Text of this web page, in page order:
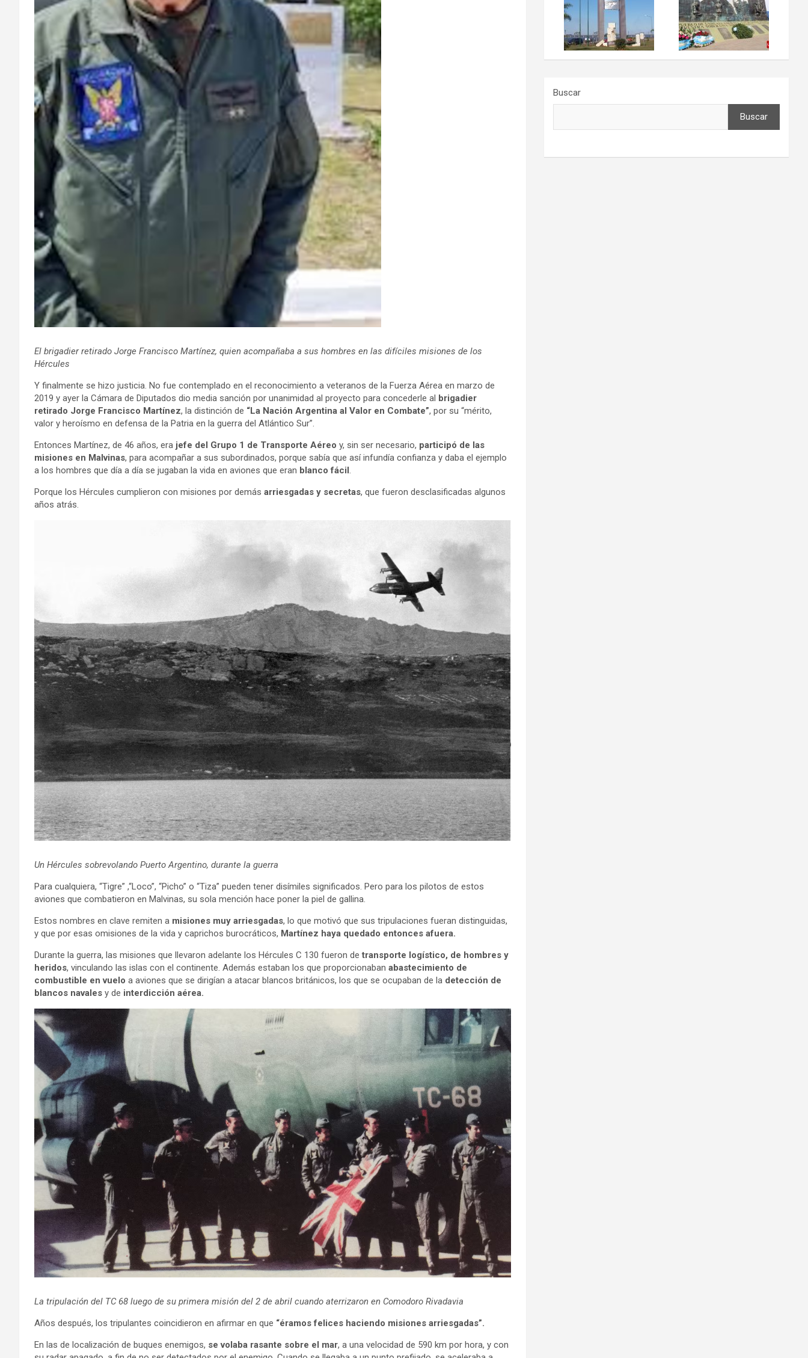
El brigadier retirado Jorge Francisco Martínez, quien acompañaba a sus hombres en las difíciles misiones de los
Hércules
Y finalmente se hizo justicia. No fue contemplado en el reconocimiento a veteranos de la Fuerza Aérea en marzo de
2019 y ayer la Cámara de Diputados dio media sanción por unanimidad al proyecto para concederle al brigadier
retirado Jorge Francisco Martínez, la distinción de “La Nación Argentina al Valor en Combate”, por su “mérito,
valor y heroísmo en defensa de la Patria en la guerra del Atlántico Sur”.
Entonces Martínez, de 46 años, era jefe del Grupo 1 de Transporte Aéreo y, sin ser necesario, participó de las
misiones en Malvinas, para acompañar a sus subordinados, porque sabía que así infundía confianza y daba el ejemplo
a los hombres que día a día se jugaban la vida en aviones que eran blanco fácil.
Porque los Hércules cumplieron con misiones por demás arriesgadas y secretas, que fueron desclasificadas algunos
años atrás.
Un Hércules sobrevolando Puerto Argentino, durante la guerra
Para cualquiera, “Tigre” ,“Loco”, “Picho” o “Tiza” pueden tener disímiles significados. Pero para los pilotos de estos
aviones que combatieron en Malvinas, su sola mención hace poner la piel de gallina.
Estos nombres en clave remiten a misiones muy arriesgadas, lo que motivó que sus tripulaciones fueran distinguidas,
y que por esas omisiones de la vida y caprichos burocráticos, Martínez haya quedado entonces afuera.
Durante la guerra, las misiones que llevaron adelante los Hércules C 130 fueron detransporte logístico, de hombres y
heridos, vinculando las islas con el continente. Además estaban los que proporcionaban abastecimiento de
combustible en vuelo a aviones que se dirigían a atacar blancos británicos, los que se ocupaban de la detección de
blancos navales y de interdicción aérea.
La tripulación del TC 68 luego de su primera misión del 2 de abril cuando aterrizaron en Comodoro Rivadavia
Años después, los tripulantes coincidieron en afirmar en que “éramos felices haciendo misiones arriesgadas”.
En las de localización de buques enemigos, se volaba rasante sobre el mar, a una velocidad de 590 km por hora, y con
Buscar
Buscar